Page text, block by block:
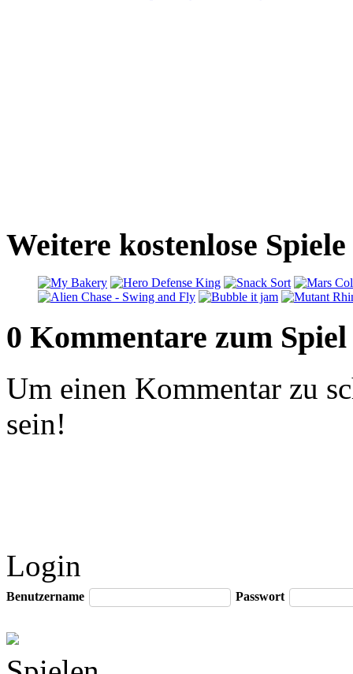
Weitere kostenlose
0 Kommentare zum Spiel
Um einen Kommentar zu
sein!
Login
Benutzername Passwort